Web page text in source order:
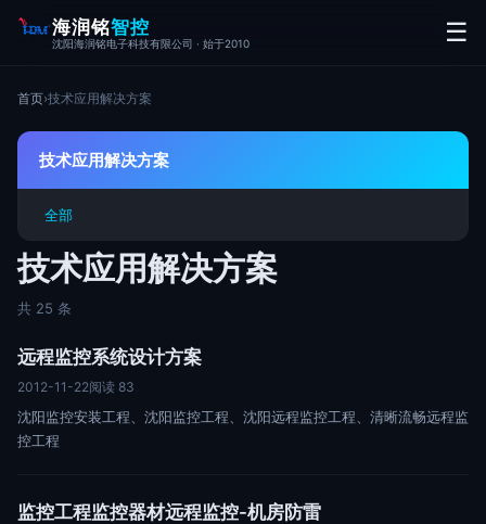
海润铭智控
沈阳海润铭电子科技有限公司 · 始于2010 ☰
首页›技术应用解决方案
技术应用解决方案
全部
技术应用解决方案
共 25 条
远程监控系统设计方案
2012-11-22阅读 83
沈阳监控安装工程、沈阳监控工程、沈阳远程监控工程、清晰流畅远程监
控工程
监控工程监控器材远程监控-机房防雷